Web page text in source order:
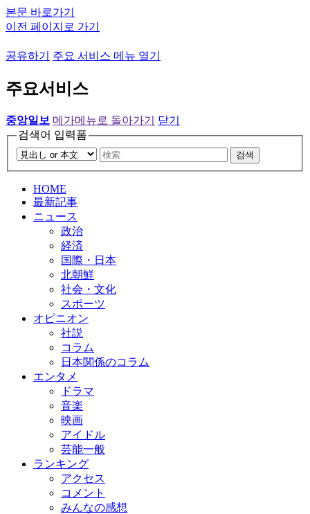
본문 바로가기
이전 페이지로 가기
공유하기 주요 서비스 메뉴 열기
주요서비스
중앙일보 메가메뉴로 돌아가기
닫기
검색어 입력폼
검색
HOME
最新記事
ニュース
政治
経済
国際・日本
北朝鮮
社会・文化
スポーツ
オピニオン
社説
コラム
日本関係のコラム
エンタメ
ドラマ
音楽
映画
アイドル
芸能一般
ランキング
アクセス
コメント
みんなの感想